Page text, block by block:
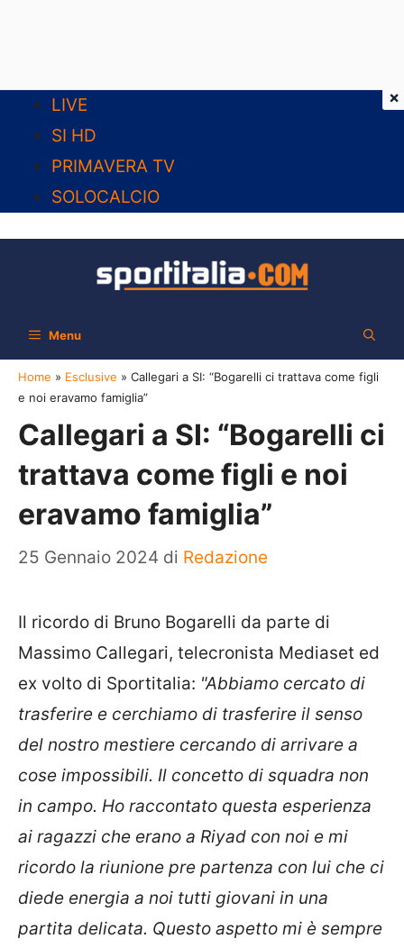
contenuto
LIVE
SI HD
PRIMAVERA TV
SOLOCALCIO
Menu
Home » Esclusive » Callegari a SI: “Bogarelli ci trattava come figli
e noi eravamo famiglia”
Callegari a SI: “Bogarelli ci
trattava come figli e noi
eravamo famiglia”
25 Gennaio 2024 di Redazione
Il ricordo di Bruno Bogarelli da parte di
Massimo Callegari, telecronista Mediaset ed
ex volto di Sportitalia: "Abbiamo cercato di
trasferire e cerchiamo di trasferire il senso
del nostro mestiere cercando di arrivare a
cose impossibili. Il concetto di squadra non
in campo. Ho raccontato questa esperienza
ai ragazzi che erano a Riyad con noi e mi
ricordo la riunione pre partenza con lui che ci
diede energia a noi tutti giovani in una
partita delicata. Questo aspetto mi è sempre
×